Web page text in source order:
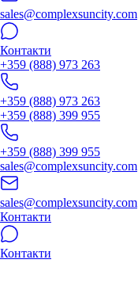
sales@complexsuncity.com
Контакти
+359 (888) 973 263
+359 (888) 973 263
+359 (888) 399 955
+359 (888) 399 955
sales@complexsuncity.com
sales@complexsuncity.com
Контакти
Контакти